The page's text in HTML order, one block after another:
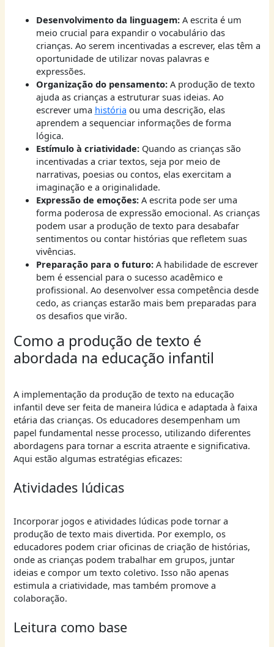
Desenvolvimento da linguagem:A escrita é um
meio crucial para expandir o vocabulário das
crianças. Ao serem incentivadas a escrever, elas têm a
oportunidade de utilizar novas palavras e
expressões.
Organização do pensamento:A produção de texto
ajuda as crianças a estruturar suas ideias. Ao
escrever uma história ou uma descrição, elas
aprendem a sequenciar informações de forma
lógica.
Estímulo à criatividade:Quando as crianças são
incentivadas a criar textos, seja por meio de
narrativas, poesias ou contos, elas exercitam a
imaginação e a originalidade.
Expressão de emoções:A escrita pode ser uma
forma poderosa de expressão emocional. As crianças
podem usar a produção de texto para desabafar
sentimentos ou contar histórias que refletem suas
vivências.
Preparação para o futuro:A habilidade de escrever
bem é essencial para o sucesso acadêmico e
profissional. Ao desenvolver essa competência desde
cedo, as crianças estarão mais bem preparadas para
os desafios que virão.
Como a produção de texto é
abordada na educação infantil
A implementação da produção de texto na educação
infantil deve ser feita de maneira lúdica e adaptada à faixa
etária das crianças. Os educadores desempenham um
papel fundamental nesse processo, utilizando diferentes
abordagens para tornar a escrita atraente e significativa.
Aqui estão algumas estratégias eficazes:
Atividades lúdicas
Incorporar jogos e atividades lúdicas pode tornar a
produção de texto mais divertida. Por exemplo, os
educadores podem criar oficinas de criação de histórias,
onde as crianças podem trabalhar em grupos, juntar
ideias e compor um texto coletivo. Isso não apenas
estimula a criatividade, mas também promove a
colaboração.
Leitura como base